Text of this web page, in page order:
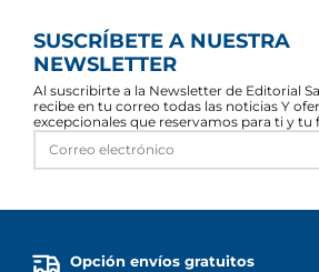
SUSCRÍBETE A NUESTRA
NEWSLETTER
Al suscribirte a la Newsletter de Editorial
recibe en tu correo todas las noticias Y
excepcionales que reservamos para ti y tu
Opción envíos gratuitos